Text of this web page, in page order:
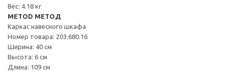
Вес: 4.18 кг
METOD МЕТОД
Каркас навесного шкафа
Номер товара: 203.680.16
Ширина: 40 см
Высота: 6 см
Длина: 109 см